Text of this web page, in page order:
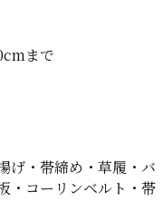
まで
げ・帯締め・草履・バ
・コーリンベルト・帯